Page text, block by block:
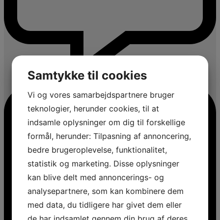
Samtykke til cookies
Vi og vores samarbejdspartnere bruger
teknologier, herunder cookies, til at
indsamle oplysninger om dig til forskellige
formål, herunder: Tilpasning af annoncering,
bedre brugeroplevelse, funktionalitet,
statistik og marketing. Disse oplysninger
kan blive delt med annoncerings- og
analysepartnere, som kan kombinere dem
med data, du tidligere har givet dem eller